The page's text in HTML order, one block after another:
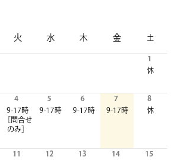
火 水 木 金 土
1
休
4 5 6 7
8
9-17時
［問合せ
のみ］
9-17時 9-17時 9-17時 休
11 12 13 14
15